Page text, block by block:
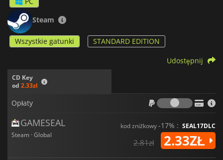
Steam
Wszystkie gatunki STANDARD EDITION
CD Key
od 2.33zł
Udostępnij
Opłaty
Opłaty
GAMESEAL
Steam · Global
kod zniżkowy-17% : SEAL17DLC
2.81zł 2.33ZŁ